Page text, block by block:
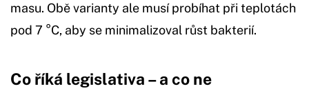
masu. Obě varianty ale musí probíhat při teplotách
pod 7 °C, aby se minimalizoval růst bakterií.
Co říká legislativa – a co ne